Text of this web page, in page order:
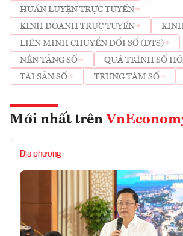
HUẤN LUYỆN TRỰC TUYẾN
KINH DOANH TRỰC TUYẾN
LIÊN MINH CHUYỂN ĐỔI SỐ (DTS)
NỀN TẢNG SỐ
QUÁ TRÌNH SỐ
TÀI SẢN SỐ
TRUNG TÂM SỐ
Mới nhất trên
Địa phương